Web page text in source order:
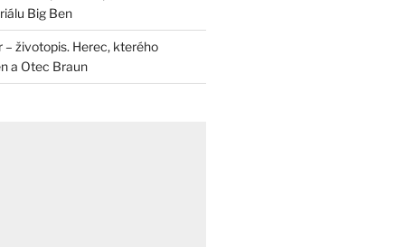
Big Ben
– životopis. Herec, kterého
a Otec Braun